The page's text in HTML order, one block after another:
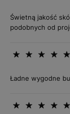
Świetną jakość
podobnych od
Ładne wygodne